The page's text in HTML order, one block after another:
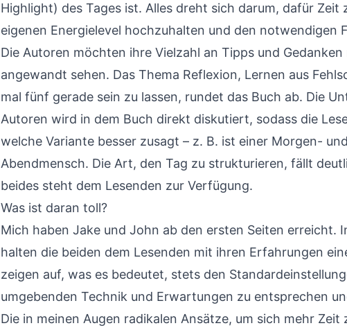
Highlight) des Tages ist. Alles dreht sich darum, dafür Zeit
eigenen Energielevel hochzuhalten und den notwendigen
Die Autoren möchten ihre Vielzahl an Tipps und
angewandt sehen. Das Thema Reflexion, Lernen aus
mal fünf gerade sein zu lassen, rundet das Buch ab. Die
Autoren wird in dem Buch direkt diskutiert, sodass die
welche Variante besser zusagt – z. B. ist einer Morgen-
Abendmensch. Die Art, den Tag zu strukturieren, fällt
beides steht dem Lesenden zur Verfügung.
Was ist daran toll?
Mich haben Jake und John ab den ersten Seiten erreicht.
halten die beiden dem Lesenden mit ihren Erfahrungen
zeigen auf, was es bedeutet, stets den
umgebenden Technik und Erwartungen zu entsprechen
Die in meinen Augen radikalen Ansätze, um sich mehr Zeit